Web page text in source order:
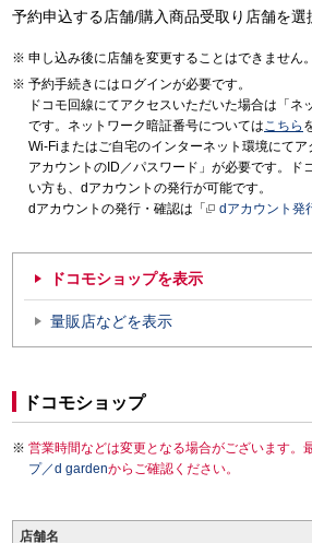
予約申込する店舗/購入商品受取り店舗を選
申し込み後に店舗を変更することはできません。
予約手続きにはログインが必要です。
ドコモ回線にてアクセスいただいた場合は「ネ
です。ネットワーク暗証番号についてはこちら
Wi-Fiまたはご自宅のインターネット環境にて
アカウントのID／パスワード」が必要です。ド
い方も、dアカウントの発行が可能です。
dアカウントの発行・確認は「
dアカウント発
ドコモショップを表示
量販店などを表示
ドコモショップ
営業時間などは変更となる場合がございます。
プ／d gardenからご確認ください。
店舗名